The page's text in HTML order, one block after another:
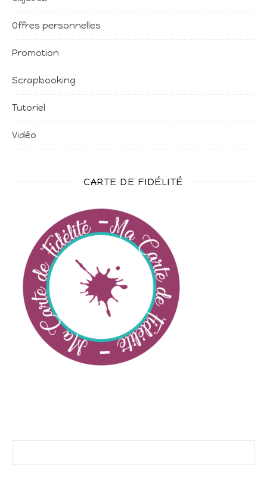
Offres personnelles
Promotion
Scrapbooking
Tutoriel
Vidéo
CARTE DE FIDÉLITÉ